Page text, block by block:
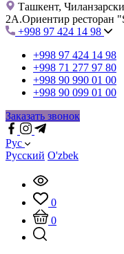
Ташкент,
2А.Ориентир ресторан
+998 97 424 14 98
+998 97 424 14 98
+998 71 277 97 80
+998 90 990 01 00
+998 90 099 01 00
Заказать звонок
Рус
Русский O'zbek
0
0